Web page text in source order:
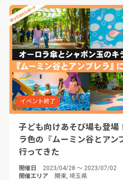
イベント終了
子ども向けあそび場も登場
ラ色の『ムーミン谷とアン
行ってきた
開催日
2023/04/28 ～ 2023/07/02
開催エリア
関東, 埼玉県